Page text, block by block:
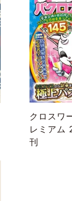
クロスワ
レミアム
刊